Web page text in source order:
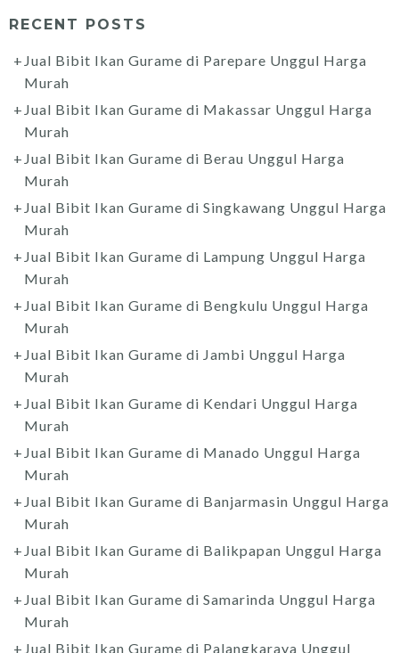
RECENT POSTS
Jual Bibit Ikan Gurame di Parepare Unggul Harga
Murah
Jual Bibit Ikan Gurame di Makassar Unggul Harga
Murah
Jual Bibit Ikan Gurame di Berau Unggul Harga
Murah
Jual Bibit Ikan Gurame di Singkawang Unggul Harga
Murah
Jual Bibit Ikan Gurame di Lampung Unggul Harga
Murah
Jual Bibit Ikan Gurame di Bengkulu Unggul Harga
Murah
Jual Bibit Ikan Gurame di Jambi Unggul Harga
Murah
Jual Bibit Ikan Gurame di Kendari Unggul Harga
Murah
Jual Bibit Ikan Gurame di Manado Unggul Harga
Murah
Jual Bibit Ikan Gurame di Banjarmasin Unggul Harga
Murah
Jual Bibit Ikan Gurame di Balikpapan Unggul Harga
Murah
Jual Bibit Ikan Gurame di Samarinda Unggul Harga
Murah
Jual Bibit Ikan Gurame di Palangkaraya Unggul